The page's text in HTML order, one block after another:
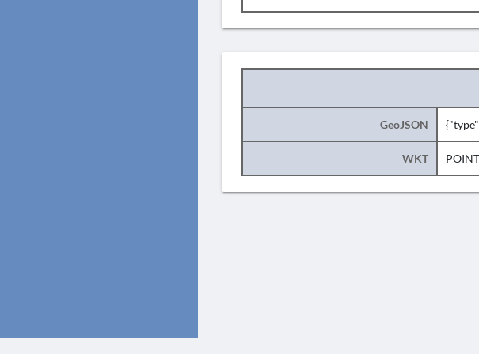
GeoJSON
WKT